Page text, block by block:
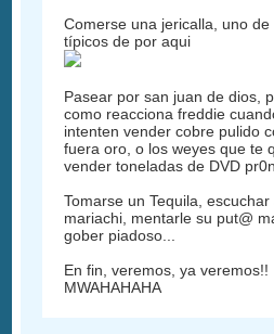
Comerse una jericalla, uno de
típicos de por aqui
Pasear por san juan de dios,
como reacciona freddie
intenten vender cobre pulido
fuera oro, o los weyes que te
vender toneladas de DVD
Tomarse un Tequila, escuchar
mariachi, mentarle su put@
gober piadoso...
En fin, veremos, ya veremos!!
MWAHAHAHA